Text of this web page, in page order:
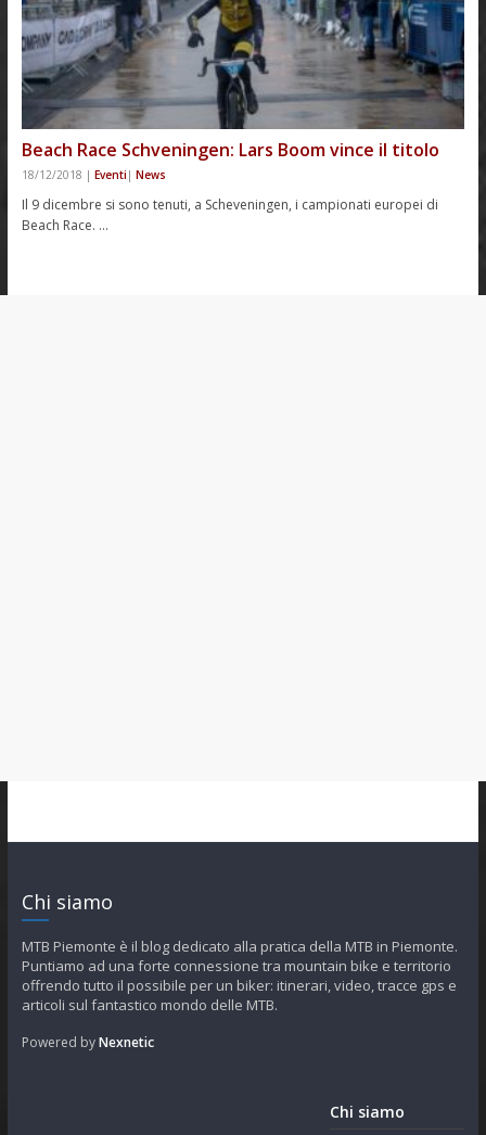
Beach Race Schveningen: Lars Boom vince il titolo
18/12/2018 | Eventi | News
Il 9 dicembre si sono tenuti, a Scheveningen, i campionati europei di
Beach Race. …
Chi siamo
MTB Piemonte è il blog dedicato alla pratica della MTB in Piemonte.
Puntiamo ad una forte connessione tra mountain bike e territorio
offrendo tutto il possibile per un biker: itinerari, video, tracce gps e
articoli sul fantastico mondo delle MTB.
Powered byNexnetic
Chi siamo